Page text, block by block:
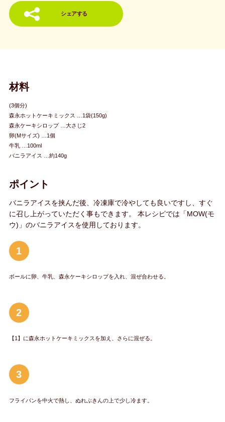
シェアする
材料
(3個分)
森永ホットケーキミックス …1袋(150g)
森永ケーキシロップ …大さじ2
卵(Mサイズ) …1個
牛乳 …100ml
バニラアイス …約140g
ポイント
バニラアイスを挟んだ後、冷凍庫で冷やしても良いですし、すぐ
に召し上がっていただく事もできます。 本レシピでは「MOW(モ
ウ)」のバニラアイスを使用しております。
1
ボールに卵、牛乳、森永ケーキシロップを入れ、混ぜ合わせる。
2
【1】に森永ホットケーキミックスを加え、さらに混ぜる。
3
フライパンを中火で熱し、ぬれぶきんの上で少し冷ます。